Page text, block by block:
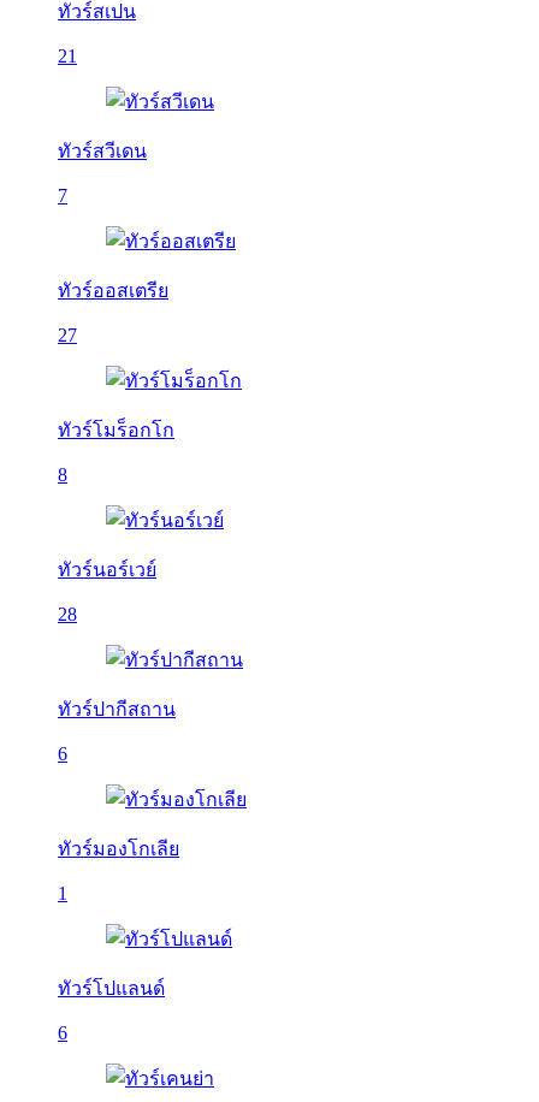
ทัวร์สเปน
21
ทัวร์สวีเดน
7
ทัวร์ออสเตรีย
27
ทัวร์โมร็อกโก
8
ทัวร์นอร์เวย์
28
ทัวร์ปากีสถาน
6
ทัวร์มองโกเลีย
1
ทัวร์โปแลนด์
6